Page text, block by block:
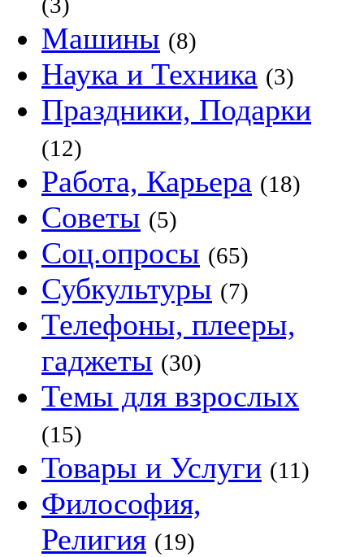
Машины (8)
Наука и Техника (3)
Праздники, Подарки
(12)
Работа, Карьера (18)
Советы (5)
Соц.опросы (65)
Субкультуры (7)
Телефоны, плееры,
гаджеты (30)
Темы для взрослых
(15)
Товары и Услуги (11)
Философия,
Религия (19)